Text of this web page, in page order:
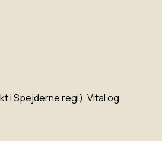
i Spejderne regi), Vital og